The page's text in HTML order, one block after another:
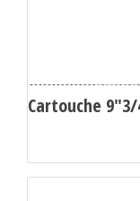
Cartouche